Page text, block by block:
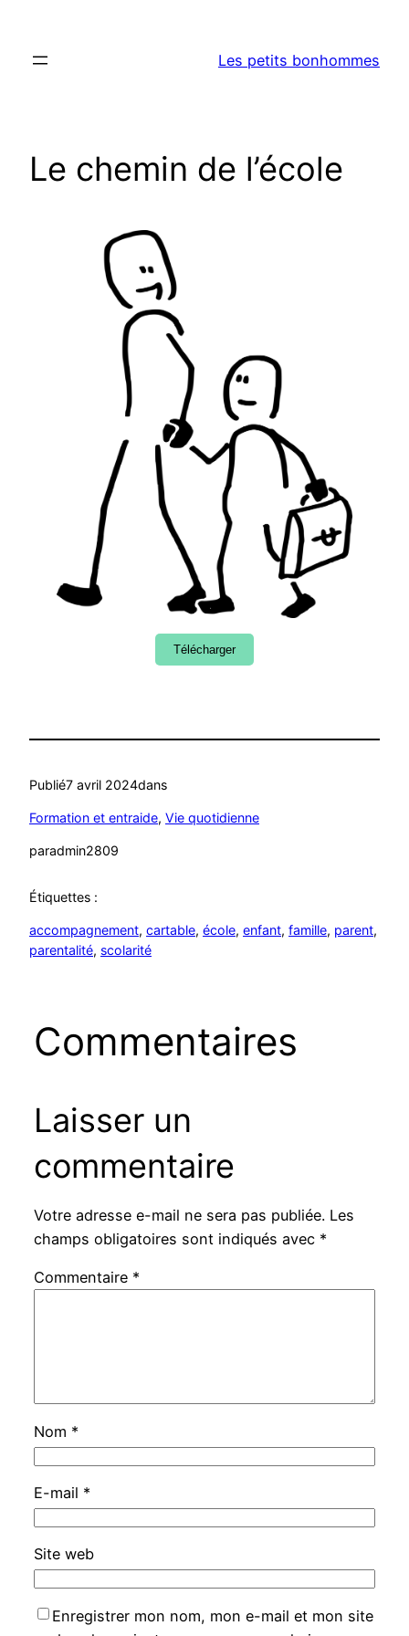
contenu
Les petits bonhommes
Le chemin de l’école
Télécharger
Publié7 avril 2024dans
Formation et entraide, Vie quotidienne
paradmin2809
Étiquettes :
accompagnement, cartable, école, enfant, famille, parent
parentalité, scolarité
Commentaires
Laisser un
commentaire
Votre adresse e-mail ne sera pas publiée. Les
champs obligatoires sont indiqués avec *
Commentaire *
Nom *
E-mail *
Site web
Enregistrer mon nom, mon e-mail et mon site